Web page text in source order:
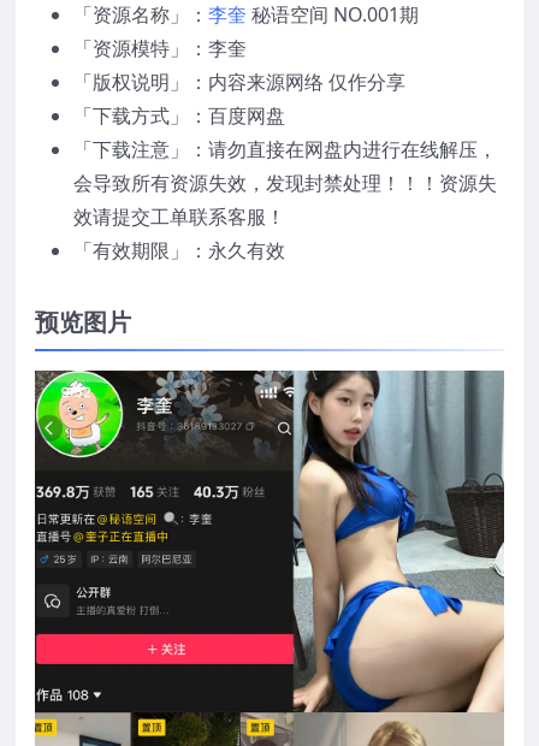
「资源名称」： 李奎 秘语空间 NO.001期
「资源模特」：李奎
「版权说明」：内容来源网络 仅作分享
「下载方式」：百度网盘
「下载注意」：请勿直接在网盘内进行在线解压，
会导致所有资源失效，发现封禁处理！！！资源失
效请提交工单联系客服！
「有效期限」：永久有效
预览图片